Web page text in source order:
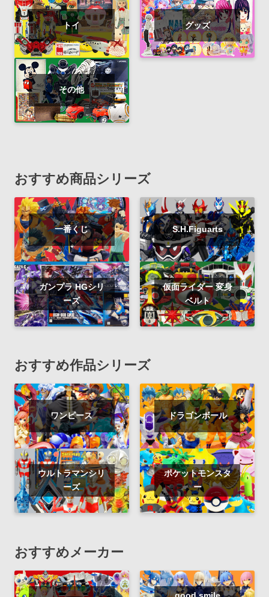
トイ グッズ
その他
おすすめ商品シリーズ
一番くじ S.H.Figuarts
ガンプラ HGシリ
ーズ
仮面ライダー 変身
ベルト
おすすめ作品シリーズ
ワンピース ドラゴンボール
ウルトラマンシリ
ーズ
ポケットモンスタ
ー
おすすめメーカー